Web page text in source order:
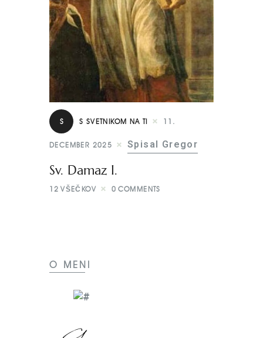
S S SVETNIKOM NA TI 11.
DECEMBER 2025 Spisal Gregor
Sv. Damaz I.
12 VŠEČKOV 0 COMMENTS
O MENI